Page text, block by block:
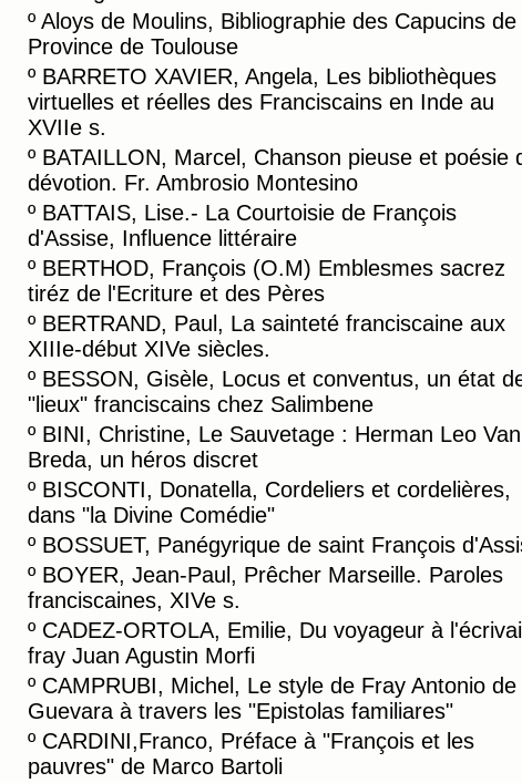
º Aloys de Moulins, Bibliographie des Capucins de
Province de Toulouse
º BARRETO XAVIER, Angela, Les bibliothèques
virtuelles et réelles des Franciscains en Inde au
XVIIe s.
º BATAILLON, Marcel, Chanson pieuse et poésie
dévotion. Fr. Ambrosio Montesino
º BATTAIS, Lise.- La Courtoisie de François
d'Assise, Influence littéraire
º BERTHOD, François (O.M) Emblesmes sacrez
tiréz de l'Ecriture et des Pères
º BERTRAND, Paul, La sainteté franciscaine aux
XIIIe-début XIVe siècles.
º BESSON, Gisèle, Locus et conventus, un état
"lieux" franciscains chez Salimbene
º BINI, Christine, Le Sauvetage : Herman Leo Van
Breda, un héros discret
º BISCONTI, Donatella, Cordeliers et cordelières,
dans "la Divine Comédie"
º BOSSUET, Panégyrique de saint François
º BOYER, Jean-Paul, Prêcher Marseille. Paroles
franciscaines, XIVe s.
º CADEZ-ORTOLA, Emilie, Du voyageur à
fray Juan Agustin Morfi
º CAMPRUBI, Michel, Le style de Fray Antonio de
Guevara à travers les "Epistolas familiares"
º CARDINI,Franco, Préface à "François et les
pauvres" de Marco Bartoli